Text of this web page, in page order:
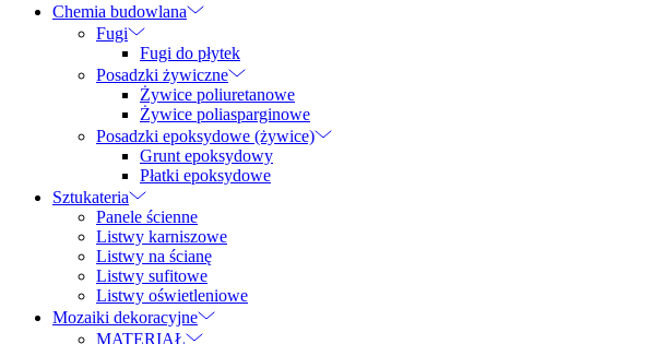
Chemia budowlana
Fugi
Fugi do płytek
Posadzki żywiczne
Żywice poliuretanowe
Żywice poliasparginowe
Posadzki epoksydowe (żywice)
Grunt epoksydowy
Płatki epoksydowe
Sztukateria
Panele ścienne
Listwy karniszowe
Listwy na ścianę
Listwy sufitowe
Listwy oświetleniowe
Mozaiki dekoracyjne
MATERIAŁ